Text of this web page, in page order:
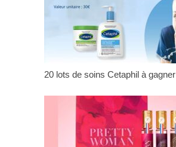
20 lots de soins Cetaphil à gagner